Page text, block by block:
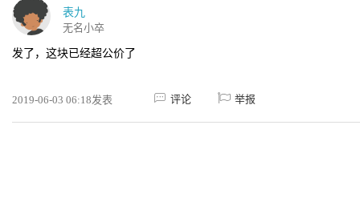
表九
无名小卒
发了，这块已经超公价了
2019-06-03 06:18发表 评论 举报